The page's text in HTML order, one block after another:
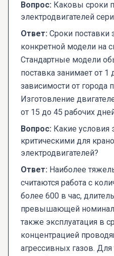
Вопрос: Каковы сроки
электродвигателей
Ответ: Сроки поставки
конкретной модели на
Стандартные модели
поставка занимает от 1
зависимости от города
Изготовление
от 15 до 45 рабочих
Вопрос: Какие условия
критическими для
электродвигателей?
Ответ: Наиболее
считаются работа с
более 600 в час,
превышающей
также эксплуатация в
концентрацией
агрессивных газов.